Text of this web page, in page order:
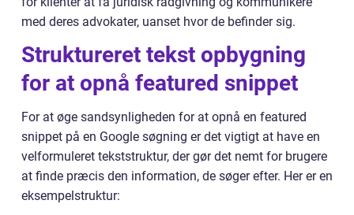
med deres advokater, uanset hvor de befinder sig.
Struktureret tekst opbygning
for at opnå featured snippet
For at øge sandsynligheden for at opnå en featured
snippet på en Google søgning er det vigtigt at have en
velformuleret tekststruktur, der gør det nemt for brugere
at finde præcis den information, de søger efter. Her er en
eksempelstruktur: